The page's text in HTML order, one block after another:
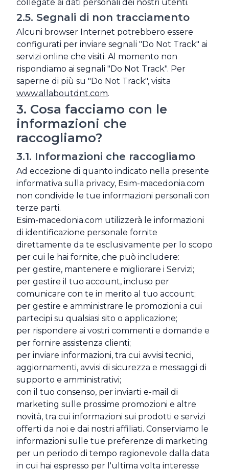
collegate ai dati personali dei nostri utenti.
2.5. Segnali di non tracciamento
Alcuni browser Internet potrebbero essere
configurati per inviare segnali "Do Not Track" ai
servizi online che visiti. Al momento non
rispondiamo ai segnali "Do Not Track". Per
saperne di più su "Do Not Track", visita
www.allaboutdnt.com.
3. Cosa facciamo con le
informazioni che
raccogliamo?
3.1. Informazioni che raccogliamo
Ad eccezione di quanto indicato nella presente
informativa sulla privacy, Esim-macedonia.com
non condivide le tue informazioni personali con
terze parti.
Esim-macedonia.com utilizzerà le informazioni
di identificazione personale fornite
direttamente da te esclusivamente per lo scopo
per cui le hai fornite, che può includere:
per gestire, mantenere e migliorare i Servizi;
per gestire il tuo account, incluso per
comunicare con te in merito al tuo account;
per gestire e amministrare le promozioni a cui
partecipi su qualsiasi sito o applicazione;
per rispondere ai vostri commenti e domande e
per fornire assistenza clienti;
per inviare informazioni, tra cui avvisi tecnici,
aggiornamenti, avvisi di sicurezza e messaggi di
supporto e amministrativi;
con il tuo consenso, per inviarti e-mail di
marketing sulle prossime promozioni e altre
novità, tra cui informazioni sui prodotti e servizi
offerti da noi e dai nostri affiliati. Conserviamo le
informazioni sulle tue preferenze di marketing
per un periodo di tempo ragionevole dalla data
in cui hai espresso per l'ultima volta interesse